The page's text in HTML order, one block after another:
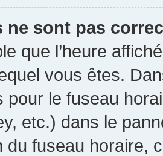
ne sont pas
que l’heure
vous êtes.
pour le fuseau
etc.) dans le
du fuseau horaire,